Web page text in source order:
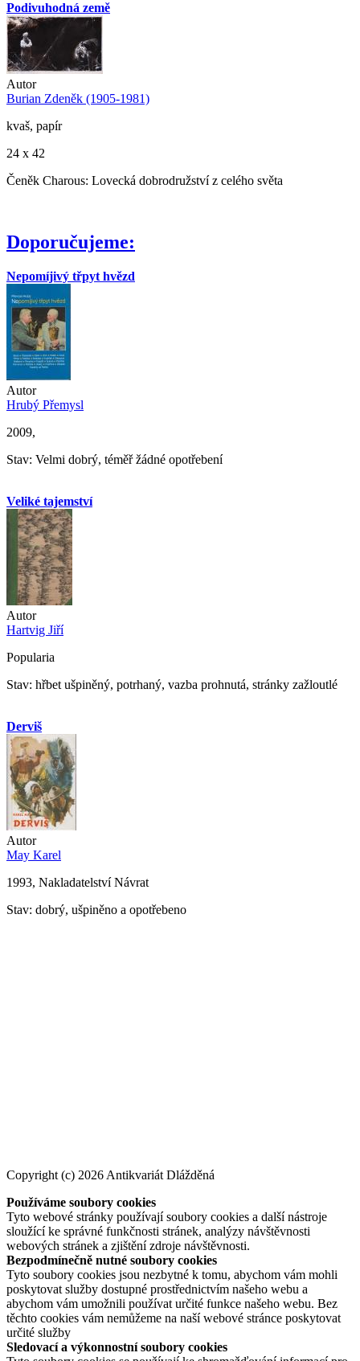
Podivuhodná země
Autor
Burian Zdeněk (1905-1981)
kvaš, papír
24 x 42
Čeněk Charous: Lovecká dobrodružství z celého světa
Doporučujeme:
Nepomíjivý třpyt hvězd
Autor
Hrubý Přemysl
2009,
Stav: Velmi dobrý, téměř žádné opotřebení
Veliké tajemství
Autor
Hartvig Jiří
Popularia
Stav: hřbet ušpiněný, potrhaný, vazba prohnutá, stránky zažloutlé
Derviš
Autor
May Karel
1993, Nakladatelství Návrat
Stav: dobrý, ušpiněno a opotřebeno
Copyright (c) 2026 Antikvariát Dlážděná
Používáme soubory cookies
Tyto webové stránky používají soubory cookies a další nástroje
sloužící ke správné funkčnosti stránek, analýzy návštěvnosti
webových stránek a zjištění zdroje návštěvnosti.
Bezpodmínečně nutné soubory cookies
Tyto soubory cookies jsou nezbytné k tomu, abychom vám mohli
poskytovat služby dostupné prostřednictvím našeho webu a
abychom vám umožnili používat určité funkce našeho webu. Bez
těchto cookies vám nemůžeme na naší webové stránce poskytovat
určité služby
Sledovací a výkonnostní soubory cookies